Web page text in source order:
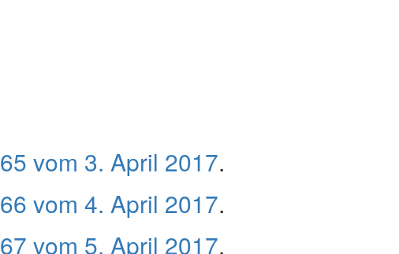
65 vom 3. April 2017.
66 vom 4. April 2017.
67 vom 5. April 2017.